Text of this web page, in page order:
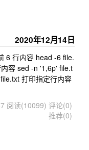
2020年12月14日
6 行内容 head -6 file.
容 sed -n '1,6p' file.t
打印指定行内容
阅读(10099) 评论(0)
推荐(0)